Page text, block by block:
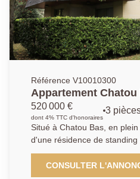
Référence V10010300
Appartement Chatou
m²
520 000 €
dont 4% TTC d'honoraires
3
Situé à Chatou Bas, en
d'une résidence de
découvrez cet appartement
en rez-de-jardin avec accès
CONSULTER